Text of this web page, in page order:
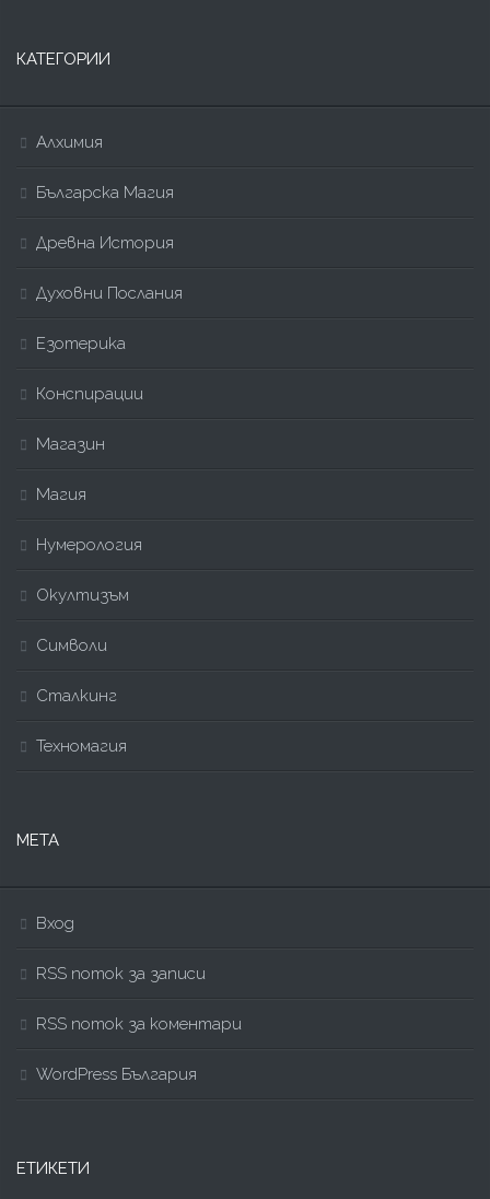
КАТЕГОРИИ
Алхимия
Българска Магия
Древна История
Духовни Послания
Езотерика
Конспирации
Магазин
Магия
Нумерология
Окултизъм
Символи
Сталкинг
Техномагия
МЕТА
Вход
RSS поток за записи
RSS поток за коментари
WordPress България
ЕТИКЕТИ